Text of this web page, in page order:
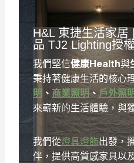
H&L 東捷生活家居
品 TJ2 Lighting授
我們堅信健康Health與
秉持著健康生活的核心
明 、 商業照明、戶外照
來嶄新的生活體驗，與
我們從燈具燈飾出發，
伴，提供高質感家具以